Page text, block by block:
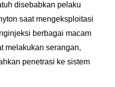
disebabkan pelaku
saat mengeksploitasi
berbagai macam
melakukan serangan,
penetrasi ke sistem